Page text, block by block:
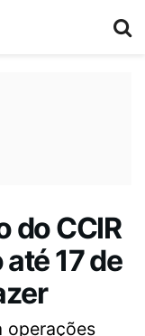
do CCIR
17 de
operações